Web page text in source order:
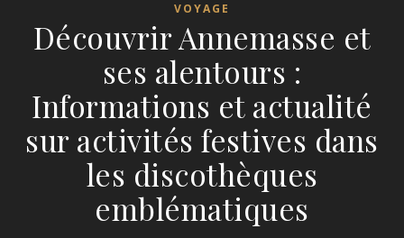
VOYAGE
Découvrir Annemasse et
ses alentours :
Informations et actualité
sur activités festives dans
les discothèques
emblématiques